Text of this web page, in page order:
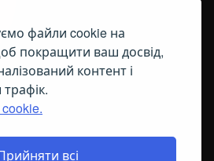
файли cookie на
покращити ваш досвід,
контент і
всі
ЩОДО ФАЙЛІВ COOKIE